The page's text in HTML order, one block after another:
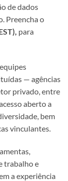
de dados
Preencha o
para
— agências
privado, entre
aberto a
bem
vinculantes.
trabalho e
a experiência